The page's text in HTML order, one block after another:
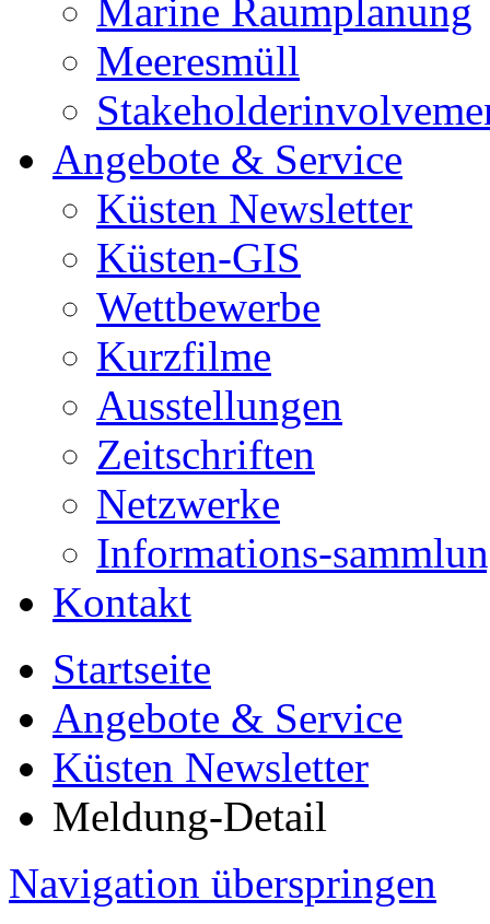
Marine Raumplanung
Meeresmüll
Angebote & Service
Küsten Newsletter
Küsten-GIS
Wettbewerbe
Kurzfilme
Ausstellungen
Zeitschriften
Netzwerke
Informations-
Kontakt
Startseite
Angebote & Service
Küsten Newsletter
Meldung-Detail
Navigation überspringen